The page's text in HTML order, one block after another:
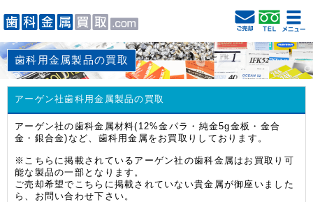
歯科用金属製品の買取
アーゲン社歯科用金属製品の買取
アーゲン社の歯科金属材料(12%金パラ・純金5g金板・金合
金・銀合金)など、歯科用金属をお買取りしております。
※こちらに掲載されているアーゲン社の歯科金属はお買取り可
能な製品の一部となります。
ご売却希望でこちらに掲載されていない貴金属が御座いました
ら、お問い合わせ下さい。